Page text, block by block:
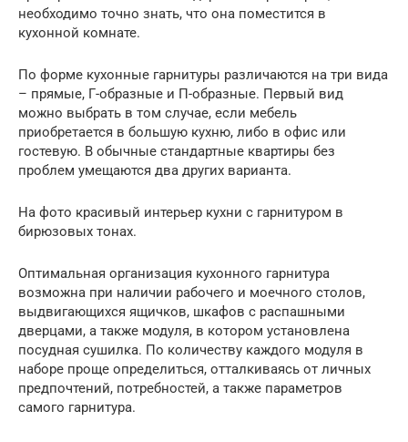
необходимо точно знать, что она поместится в
кухонной комнате.
По форме кухонные гарнитуры различаются на три вида
– прямые, Г-образные и П-образные. Первый вид
можно выбрать в том случае, если мебель
приобретается в большую кухню, либо в офис или
гостевую. В обычные стандартные квартиры без
проблем умещаются два других варианта.
На фото красивый интерьер кухни с гарнитуром в
бирюзовых тонах.
Оптимальная организация кухонного гарнитура
возможна при наличии рабочего и моечного столов,
выдвигающихся ящичков, шкафов с распашными
дверцами, а также модуля, в котором установлена
посудная сушилка. По количеству каждого модуля в
наборе проще определиться, отталкиваясь от личных
предпочтений, потребностей, а также параметров
самого гарнитура.